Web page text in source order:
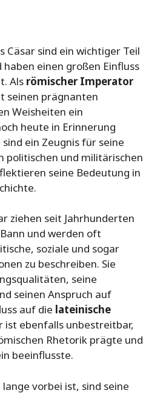
Cäsar sind ein wichtiger Teil
haben einen großen Einfluss
Als römischer Imperator
seinen prägnanten
Weisheiten ein
heute in Erinnerung
ein Zeugnis für seine
politischen und militärischen
seine Bedeutung in
ziehen seit Jahrhunderten
und werden oft
soziale und sogar
zu beschreiben. Sie
seine
seinen Anspruch auf
auf die lateinische
ist ebenfalls unbestreitbar,
Rhetorik prägte und
beeinflusste.
vorbei ist, sind seine